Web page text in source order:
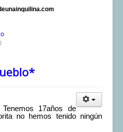
Tenemos 17años de
no hemos tenido ningún